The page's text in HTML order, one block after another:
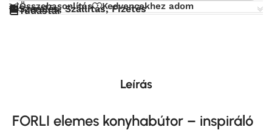
Összehasonlítás Kedvencekhez adom
Szerelés, Szállítás, Fizetés
Tudástár
Leírás
FORLI elemes konyhabútor – inspiráló